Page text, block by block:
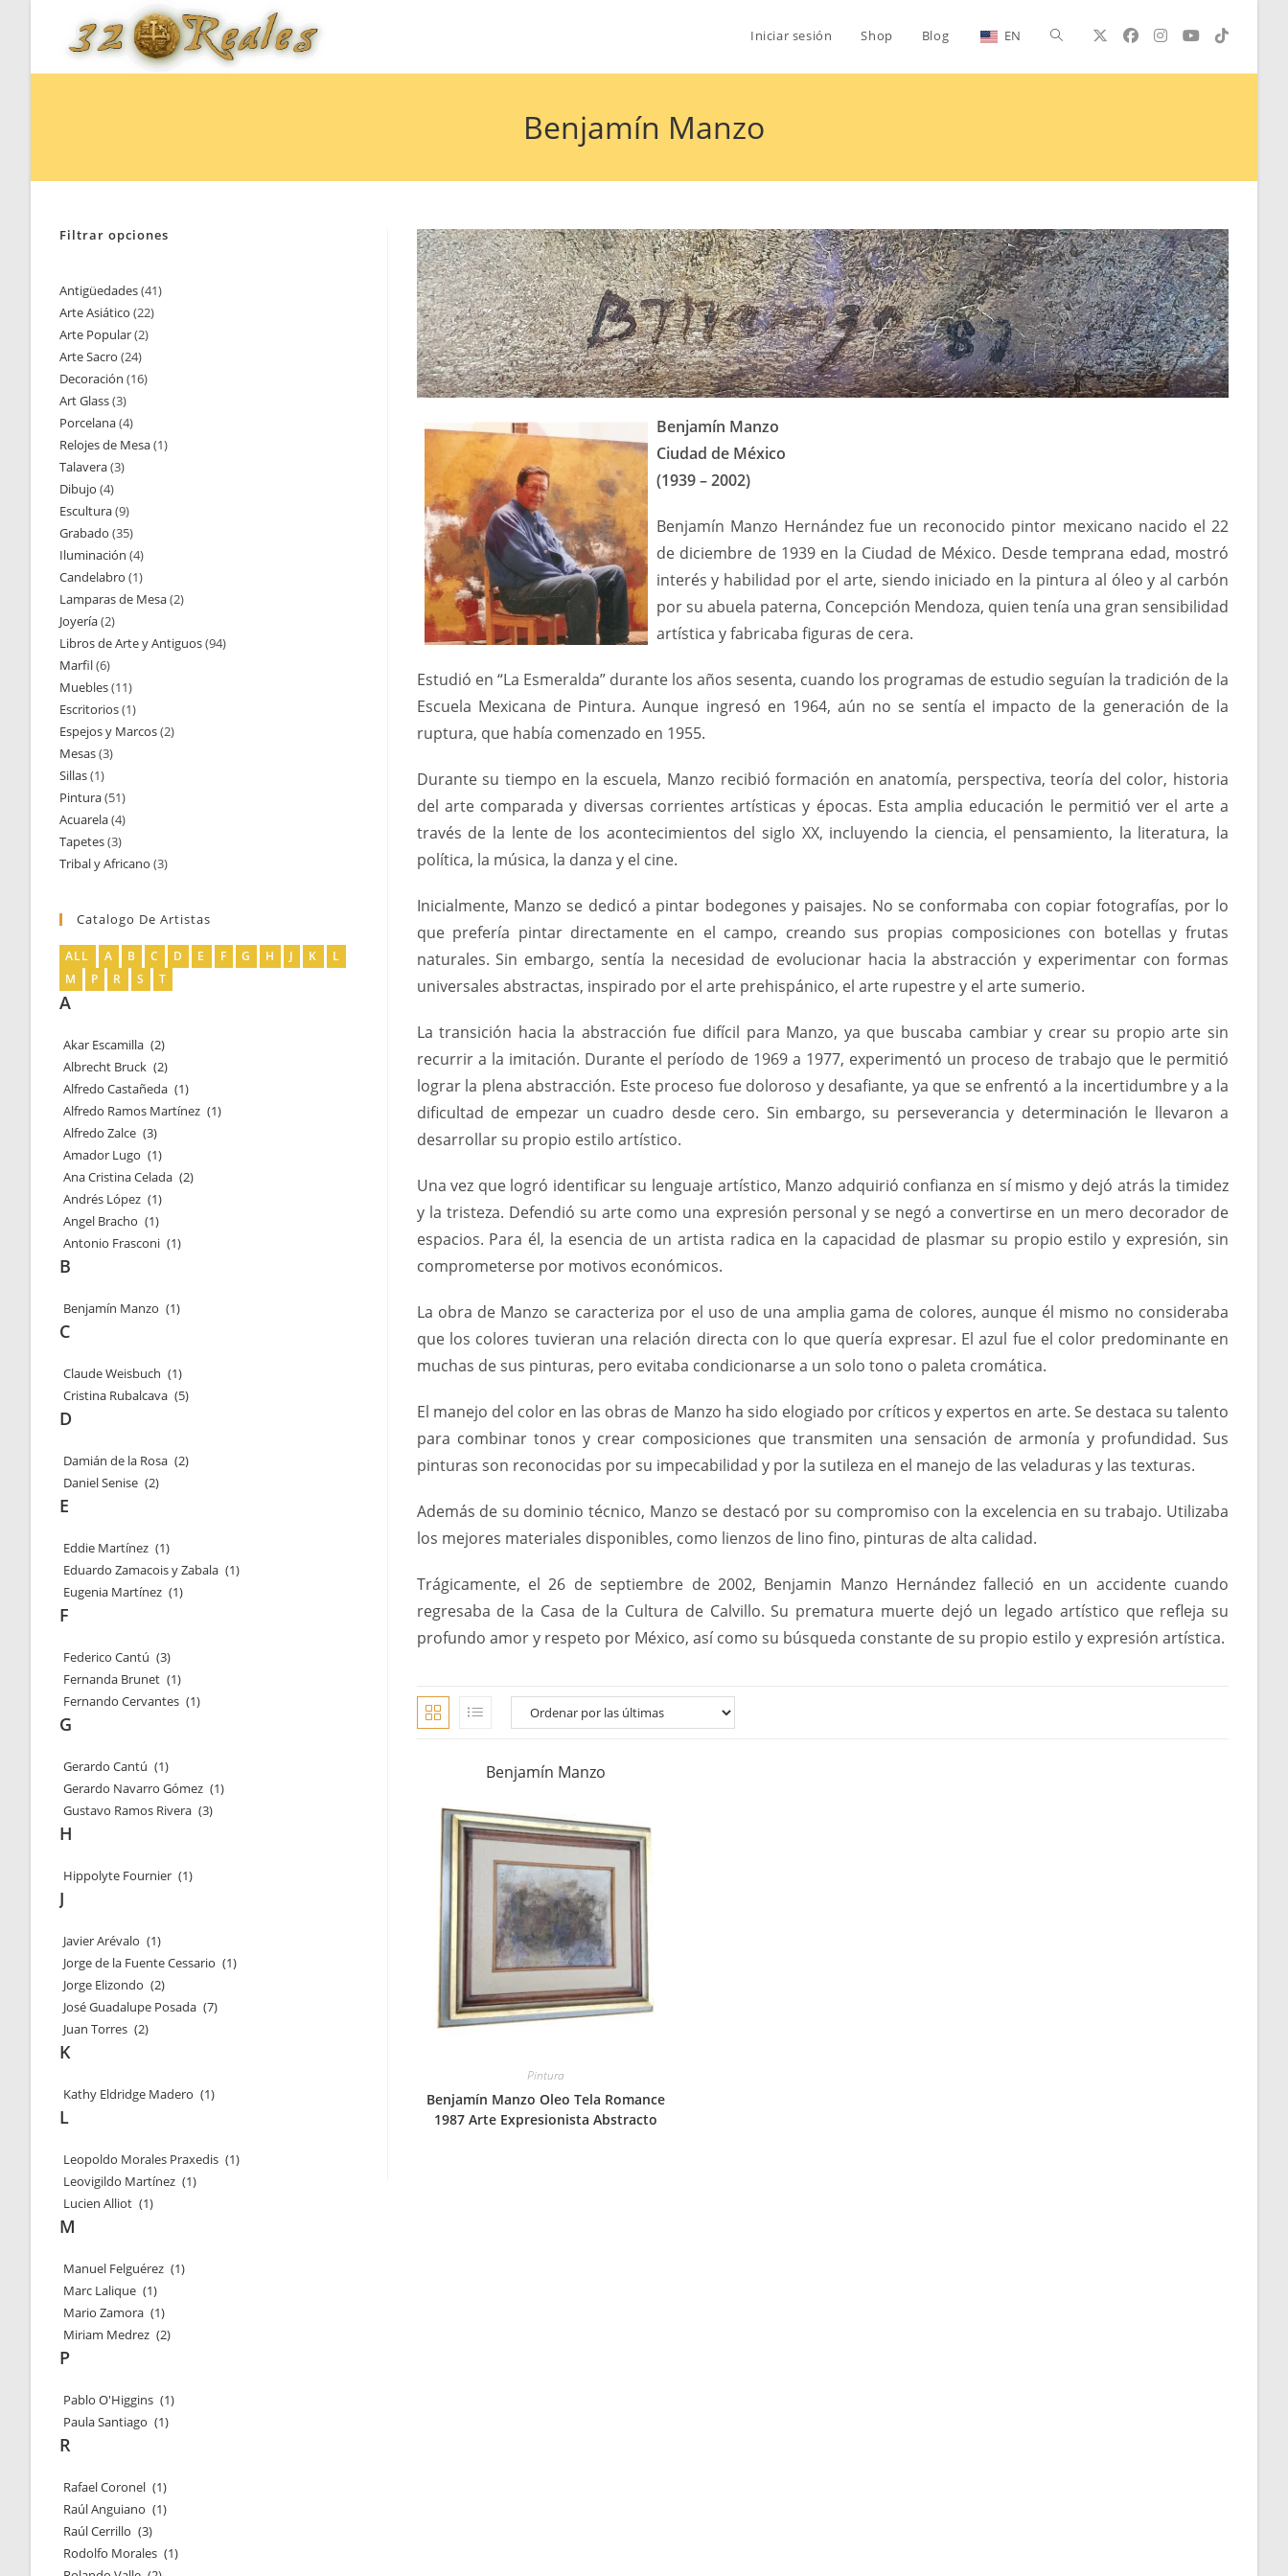
Iniciar sesión Shop Blog EN Alternar
de
la
web
Benjamín Manzo
Benjamín Manzo
Ciudad de México
(1939 – 2002)
Benjamín Manzo Hernández fue un reconocido pintor mexicano nacido el 22
de diciembre de 1939 en la Ciudad de México. Desde temprana edad, mostró
interés y habilidad por el arte, siendo iniciado en la pintura al óleo y al carbón
por su abuela paterna, Concepción Mendoza, quien tenía una gran sensibilidad
artística y fabricaba figuras de cera.
Estudió en “La Esmeralda” durante los años sesenta, cuando los programas de estudio seguían la tradición de la
Escuela Mexicana de Pintura. Aunque ingresó en 1964, aún no se sentía el impacto de la generación de la
ruptura, que había comenzado en 1955.
Durante su tiempo en la escuela, Manzo recibió formación en anatomía, perspectiva, teoría del color, historia
del arte comparada y diversas corrientes artísticas y épocas. Esta amplia educación le permitió ver el arte a
través de la lente de los acontecimientos del siglo XX, incluyendo la ciencia, el pensamiento, la literatura, la
política, la música, la danza y el cine.
Inicialmente, Manzo se dedicó a pintar bodegones y paisajes. No se conformaba con copiar fotografías, por lo
que prefería pintar directamente en el campo, creando sus propias composiciones con botellas y frutas
naturales. Sin embargo, sentía la necesidad de evolucionar hacia la abstracción y experimentar con formas
universales abstractas, inspirado por el arte prehispánico, el arte rupestre y el arte sumerio.
La transición hacia la abstracción fue difícil para Manzo, ya que buscaba cambiar y crear su propio arte sin
recurrir a la imitación. Durante el período de 1969 a 1977, experimentó un proceso de trabajo que le permitió
lograr la plena abstracción. Este proceso fue doloroso y desafiante, ya que se enfrentó a la incertidumbre y a la
dificultad de empezar un cuadro desde cero. Sin embargo, su perseverancia y determinación le llevaron a
desarrollar su propio estilo artístico.
Una vez que logró identificar su lenguaje artístico, Manzo adquirió confianza en sí mismo y dejó atrás la timidez
y la tristeza. Defendió su arte como una expresión personal y se negó a convertirse en un mero decorador de
espacios. Para él, la esencia de un artista radica en la capacidad de plasmar su propio estilo y expresión, sin
comprometerse por motivos económicos.
La obra de Manzo se caracteriza por el uso de una amplia gama de colores, aunque él mismo no consideraba
que los colores tuvieran una relación directa con lo que quería expresar. El azul fue el color predominante en
muchas de sus pinturas, pero evitaba condicionarse a un solo tono o paleta cromática.
El manejo del color en las obras de Manzo ha sido elogiado por críticos y expertos en arte. Se destaca su talento
para combinar tonos y crear composiciones que transmiten una sensación de armonía y profundidad. Sus
pinturas son reconocidas por su impecabilidad y por la sutileza en el manejo de las veladuras y las texturas.
Además de su dominio técnico, Manzo se destacó por su compromiso con la excelencia en su trabajo. Utilizaba
los mejores materiales disponibles, como lienzos de lino fino, pinturas de alta calidad.
Trágicamente, el 26 de septiembre de 2002, Benjamin Manzo Hernández falleció en un accidente cuando
regresaba de la Casa de la Cultura de Calvillo. Su prematura muerte dejó un legado artístico que refleja su
profundo amor y respeto por México, así como su búsqueda constante de su propio estilo y expresión artística.
Benjamín Manzo
Pintura
Benjamín Manzo Oleo Tela Romance
1987 Arte Expresionista Abstracto
Filtrar opciones
Antigüedades 4141
Arte Asiático 2222
Arte Popular 22
Arte Sacro 2424
productos
Decoración 1616
Art Glass 33
productos
Porcelana 44
productos
Relojes de Mesa 11
Talavera 33
Dibujo 44
productos
Escultura 99
productos
Grabado 3535
productos
Iluminación 44
productos
Candelabro 11
producto
Lamparas de Mesa 22
Joyería 22
productos
Libros de Arte y Antiguos 9494
Marfil 66
productos
Muebles 1111
productos
Escritorios 11
producto
Espejos y Marcos 22
Mesas 33
Sillas 11
producto
Pintura 5151
productos
Acuarela 44
productos
Tapetes 33
productos
Tribal y Africano 33
Catalogo De Artistas
ALL A B C D E F G H J K
L
M
P R S T
A
Akar Escamilla (2)
Albrecht Bruck (2)
Alfredo Castañeda (1)
Alfredo Ramos Martínez (1)
Alfredo Zalce (3)
Amador Lugo (1)
Ana Cristina Celada (2)
Andrés López (1)
Angel Bracho (1)
Antonio Frasconi (1)
B
Benjamín Manzo (1)
C
Claude Weisbuch (1)
Cristina Rubalcava (5)
D
Damián de la Rosa (2)
Daniel Senise (2)
E
Eddie Martínez (1)
Eduardo Zamacois y Zabala (1)
Eugenia Martínez (1)
F
Federico Cantú (3)
Fernanda Brunet (1)
Fernando Cervantes (1)
G
Gerardo Cantú (1)
Gerardo Navarro Gómez (1)
Gustavo Ramos Rivera (3)
H
Hippolyte Fournier (1)
J
Javier Arévalo (1)
Jorge de la Fuente Cessario (1)
Jorge Elizondo (2)
José Guadalupe Posada (7)
Juan Torres (2)
K
Kathy Eldridge Madero (1)
L
Leopoldo Morales Praxedis (1)
Leovigildo Martínez (1)
Lucien Alliot (1)
M
Manuel Felguérez (1)
Marc Lalique (1)
Mario Zamora (1)
Miriam Medrez (2)
P
Pablo O'Higgins (1)
Paula Santiago (1)
R
Rafael Coronel (1)
Raúl Anguiano (1)
Raúl Cerrillo (3)
Rodolfo Morales (1)